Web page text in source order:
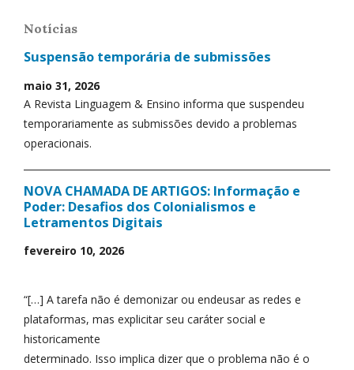
Notícias
Suspensão temporária de submissões
maio 31, 2026
A Revista Linguagem & Ensino informa que suspendeu
temporariamente as submissões devido a problemas
operacionais.
NOVA CHAMADA DE ARTIGOS: Informação e
Poder: Desafios dos Colonialismos e
Letramentos Digitais
fevereiro 10, 2026
“[…] A tarefa não é demonizar ou endeusar as redes e
plataformas, mas explicitar seu caráter social e
historicamente
determinado. Isso implica dizer que o problema não é o